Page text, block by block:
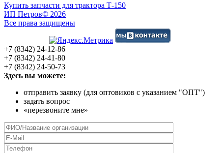
Купить запчасти для трактора Т-150
ИП Петров© 2026
Все права защищены
+7 (8342) 24-12-86
+7 (8342) 24-41-80
+7 (8342) 24-50-73
Здесь вы можете:
отправить заявку (для оптовиков с указанием "ОПТ")
задать вопрос
«перезвоните мне»